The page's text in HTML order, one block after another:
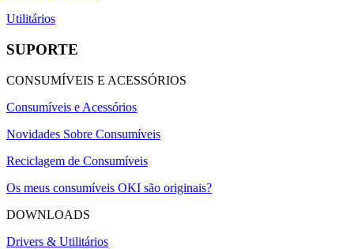
Utilitários
SUPORTE
CONSUMÍVEIS E ACESSÓRIOS
Consumíveis e Acessórios
Novidades Sobre Consumíveis
Reciclagem de Consumíveis
Os meus consumíveis OKI são originais?
DOWNLOADS
Drivers & Utilitários